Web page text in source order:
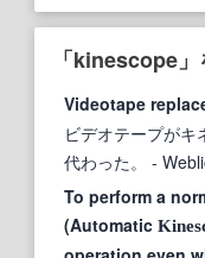
「kinescope
Videotape
ビデオテープがキ
代わった。
-
To perform a
(Automatic